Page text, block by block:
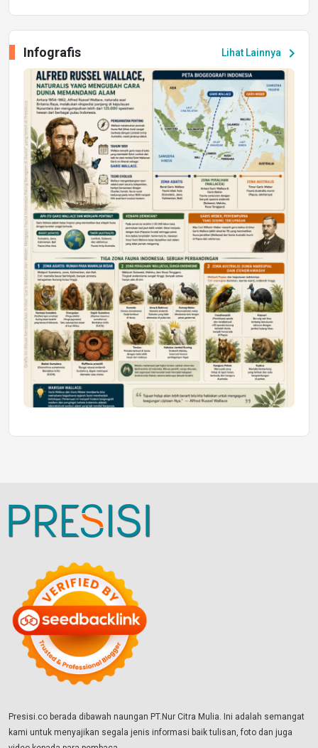
Peluang Kerja dan Magang
Jumat, 17 Jul 2026 22:30
DAERAH
Astra Motor Kalimantan Timur 2 Dukung
Mahasiswa Samarinda dalam Astra
Honda SDGs Future Leaders 2026
Jumat, 10 Jul 2026 19:01
Lihat Lainnya chevron_right
Infografis
Presisi.co berada dibawah naungan PT.Nur Citra Mulia. Ini adalah semangat
kami untuk menyajikan segala jenis informasi baik tulisan, foto dan juga